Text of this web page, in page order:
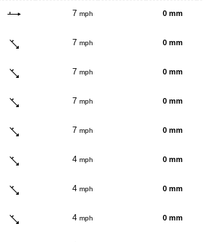
7 mph 0 mm
7 mph 0 mm
7 mph 0 mm
7 mph 0 mm
7 mph 0 mm
4 mph 0 mm
4 mph 0 mm
4 mph 0 mm